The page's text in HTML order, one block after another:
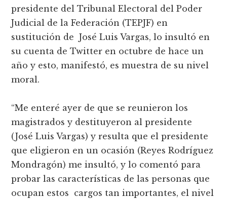
presidente del Tribunal Electoral del Poder
Judicial de la Federación (TEPJF) en
sustitución de José Luis Vargas, lo insultó en
su cuenta de Twitter en octubre de hace un
año y esto, manifestó, es muestra de su nivel
moral.
“Me enteré ayer de que se reunieron los
magistrados y destituyeron al presidente
(José Luis Vargas) y resulta que el presidente
que eligieron en un ocasión (Reyes Rodríguez
Mondragón) me insultó, y lo comentó para
probar las características de las personas que
ocupan estos cargos tan importantes, el nivel